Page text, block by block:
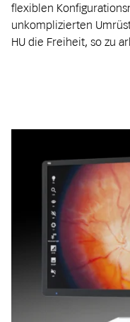
flexiblen
unkomplizierten
HU die Freiheit, so zu